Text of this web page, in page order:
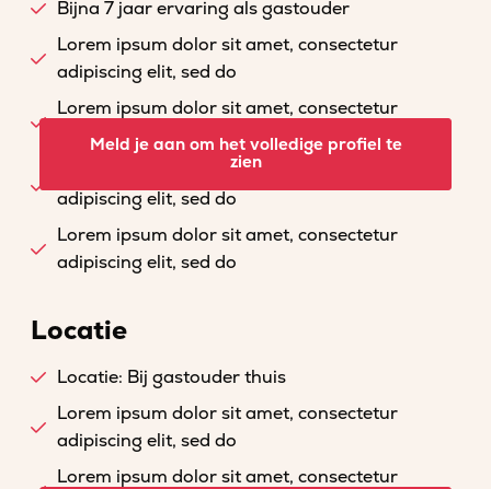
Bijna 7 jaar ervaring als gastouder
Lorem ipsum dolor sit amet, consectetur
adipiscing elit, sed do
Lorem ipsum dolor sit amet, consectetur
adipiscing elit, sed do
Lorem ipsum dolor sit amet, consectetur
adipiscing elit, sed do
Lorem ipsum dolor sit amet, consectetur
adipiscing elit, sed do
Meld je aan om het volledige profiel te
zien
Locatie
Locatie: Bij gastouder thuis
Lorem ipsum dolor sit amet, consectetur
adipiscing elit, sed do
Lorem ipsum dolor sit amet, consectetur